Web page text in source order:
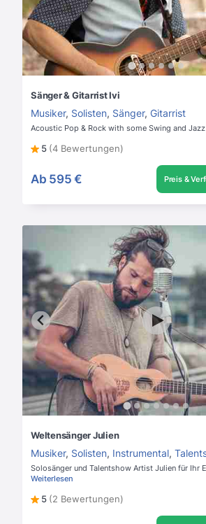
Sänger & Gitarrist Ivi
Musiker, Solisten, Sänger, Gitarrist
Acoustic Pop & Rock with some Swing and Jazz
5 (4 Bewertungen)
Ab 595 € Preis &
Weltensänger Julien
Musiker, Solisten, Instrumental,
Solosänger und Talentshow Artist Julien für Ihr
Weiterlesen
5 (2 Bewertungen)